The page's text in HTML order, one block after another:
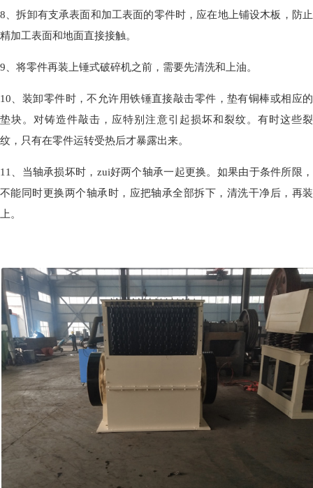
8、拆卸有支承表面和加工表面的零件时，应在地上铺设木板，防止
精加工表面和地面直接接触。
9、将零件再装上锤式破碎机之前，需要先清洗和上油。
10、装卸零件时，不允许用铁锤直接敲击零件，垫有铜棒或相应的
垫块。对铸造件敲击，应特别注意引起损坏和裂纹。有时这些裂
纹，只有在零件运转受热后才暴露出来。
11、当轴承损坏时，zui好两个轴承一起更换。如果由于条件所限，
不能同时更换两个轴承时，应把轴承全部拆下，清洗干净后，再装
上。